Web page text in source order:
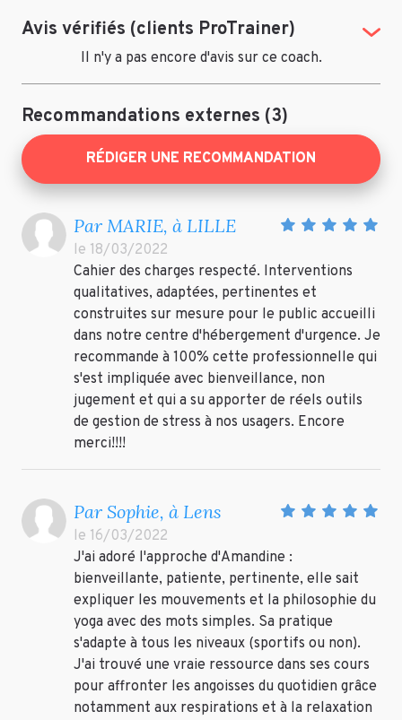
Avis vérifiés (clients ProTrainer)
Il n'y a pas encore d'avis sur ce coach.
Recommandations externes (3)
RÉDIGER UNE RECOMMANDATION
Par MARIE, à LILLE
le 18/03/2022
Cahier des charges respecté. Interventions
qualitatives, adaptées, pertinentes et
construites sur mesure pour le public accueilli
dans notre centre d'hébergement d'urgence. Je
recommande à 100% cette professionnelle qui
s'est impliquée avec bienveillance, non
jugement et qui a su apporter de réels outils
de gestion de stress à nos usagers. Encore
merci!!!!
Par Sophie, à Lens
le 16/03/2022
J'ai adoré l'approche d'Amandine :
bienveillante, patiente, pertinente, elle sait
expliquer les mouvements et la philosophie du
yoga avec des mots simples. Sa pratique
s'adapte à tous les niveaux (sportifs ou non).
J'ai trouvé une vraie ressource dans ses cours
pour affronter les angoisses du quotidien grâce
notamment aux respirations et à la relaxation